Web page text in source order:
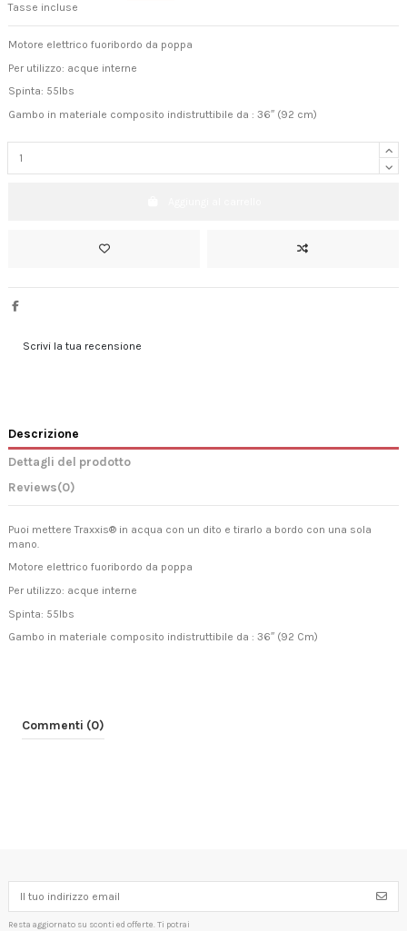
Tasse incluse
Motore elettrico fuoribordo da poppa
Per utilizzo: acque interne
Spinta: 55lbs
Gambo in materiale composito indistruttibile da : 36″ (92 cm)
Scrivi la tua recensione
Descrizione
Dettagli del prodotto
Reviews(0)
Puoi mettere Traxxis® in acqua con un dito e tirarlo a bordo con una sola
mano.
Motore elettrico fuoribordo da poppa
Per utilizzo: acque interne
Spinta: 55lbs
Gambo in materiale composito indistruttibile da : 36″ (92 Cm)
Commenti (0)
Resta aggiornato su sconti ed offerte. Ti potrai